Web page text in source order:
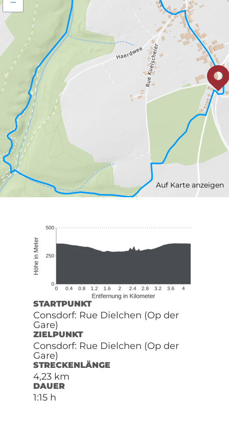
Auf Karte anzeigen
STARTPUNKT
Consdorf: Rue Dielchen (Op der
Gare)
ZIELPUNKT
Consdorf: Rue Dielchen (Op der
Gare)
STRECKENLÄNGE
4,23 km
DAUER
1:15 h